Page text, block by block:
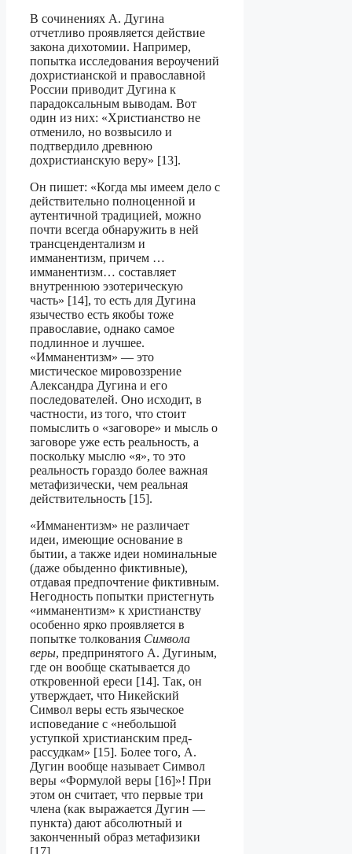
В сочинениях А. Дугина
отчетливо проявляется действие
закона дихотомии. Например,
попытка исследования вероучений
дохристианской и православной
Рос­сии приводит Дугина к
парадоксальным выводам. Вот
один из них: «Христианство не
отменило, но возвысило и
подтвердило древнюю
дохристианскую веру» [13].
Он пишет: «Когда мы имеем дело с
действительно полноценной и
аутентичной традицией, можно
почти всегда обнаружить в ней
трансцендентализм и
имманентизм, причем …
имманентизм… составляет
внутреннюю эзотерическую
часть» [14], то есть для Дугина
язычество есть якобы тоже
православие, однако самое
подлин­ное и лучшее.
«Имманентизм» — это
мистическое мировоззрение
Александра Ду­гина и его
последователей. Оно исходит, в
частности, из того, что стоит
помыс­лить о «заговоре» и мысль о
заговоре уже есть реальность, а
поскольку мыслю «я», то это
реальность гораздо более важная
метафизически, чем реальная
действитель­ность [15].
«Имманентизм» не различает
идеи, имеющие основание в
бытии, а также идеи номинальные
(даже обыденно фиктивные),
отдавая предпочтение фиктивным.
Не­годность попытки пристегнуть
«имманентизм» к христианству
особенно ярко прояв­ляется в
попытке толкования Символа
веры, предпринятого А. Дугиным,
где он вообще скатывается до
откровенной ереси [14]. Так, он
утверждает, что Никейский
Символ веры есть языческое
исповедание с «небольшой
уступкой христианским пред­
рассудкам» [15]. Более того, А.
Дугин вообще называет Символ
веры «Формулой веры [16]»! При
этом он считает, что первые три
члена (как выражается Дугин —
пункта) дают абсолютный и
законченный образ метафизики